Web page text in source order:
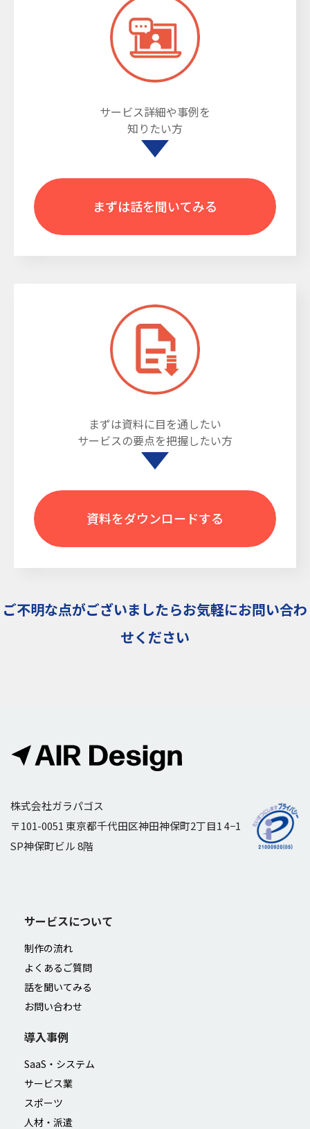
サービス詳細や事例を
知りたい方
まずは話を聞いてみる
まずは資料に目を通したい
サービスの要点を把握したい方
資料をダウンロードする
ご不明な点がございましたらお気軽にお問い合わ
せください
株式会社ガラパゴス
〒101-0051 東京都千代田区神田神保町2丁目1 4−1
SP神保町ビル 8階
サービスについて
制作の流れ
よくあるご質問
話を聞いてみる
お問い合わせ
導入事例
SaaS・システム
サービス業
スポーツ
人材・派遣